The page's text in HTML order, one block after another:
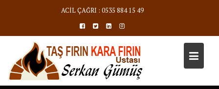
ACİL ÇAĞRI : 0535 884 15 49